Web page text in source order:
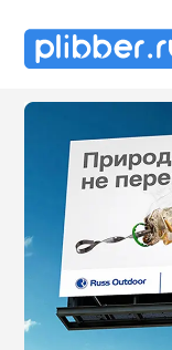
Some SEO Title